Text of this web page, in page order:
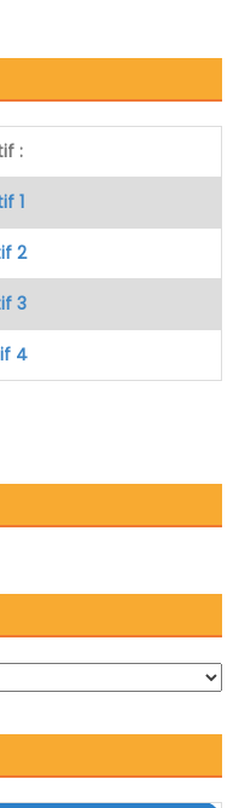
:
1
2
3
4